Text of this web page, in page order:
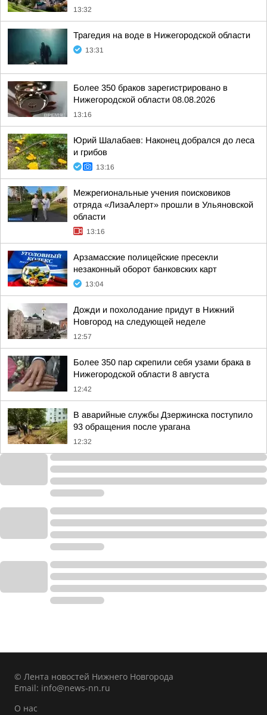
13:32
Трагедия на воде в Нижегородской области
13:31
Более 350 браков зарегистрировано в
Нижегородской области 08.08.2026
13:16
Юрий Шалабаев: Наконец добрался до леса
и грибов
13:16
Межрегиональные учения поисковиков
отряда «ЛизаАлерт» прошли в Ульяновской
области
13:16
Арзамасские полицейские пресекли
незаконный оборот банковских карт
13:04
Дожди и похолодание придут в Нижний
Новгород на следующей неделе
12:57
Более 350 пар скрепили себя узами брака в
Нижегородской области 8 августа
12:42
В аварийные службы Дзержинска поступило
93 обращения после урагана
12:32
© Лента новостей Нижнего Новгорода
Email: info@news-nn.ru
О нас